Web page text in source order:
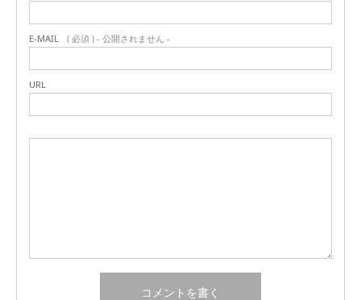
E-MAIL ( 必須 ) - 公開されません -
URL